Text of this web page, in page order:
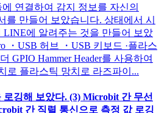
에 연결하여 감지 정보를 자신의
를 만들어 보았습니다. 상태에서 시
LINE에 알려주는 것을 만들어 보았
・USB 허브 ・USB 키보드 ·플라스
GPIO Hammer Header를 사용하여
로 플라스틱 망치로 라즈파이...
깅해 보았다. (3) Microbit 간 무선
간 직렬 통신으로 측정 값 로깅